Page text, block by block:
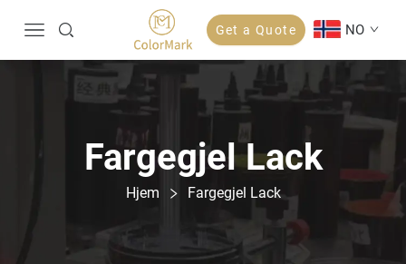
Get a Quote NO
Fargegjel Lack
Hjem Fargegjel Lack